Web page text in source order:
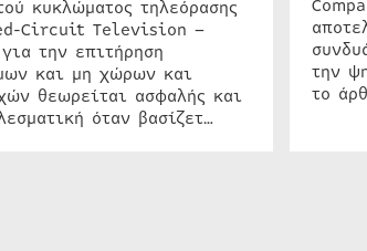
κυκλώματος τηλεόρασης
Circuit Television –
για την επιτήρηση
και μη χώρων και
θεωρείται ασφαλής και
όταν βασίζετ…
την
το